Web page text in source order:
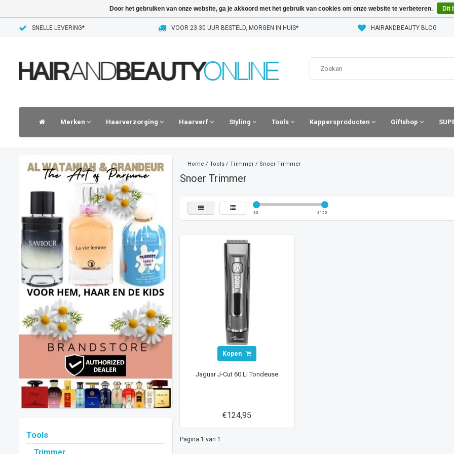
SNELLE LEVERING* VOOR 23.30 UUR BESTELD, MORGEN IN HUIS* HAIRANDBEAUTY BLOG
Merken Haarverzorging Haarverf Styling Tools Kappersproducten Giftshop
Tools
Home / Tools/ Trimmer/ Snoer Trimmer
Snoer Trimmer
€0 €150
Kopen
Jaguar J-Cut 60 Li Tondeuse
€124,95
Pagina 1 van 1
Door het gebruiken van onze website, ga je akkoord met het gebruik van cookies om onze website te verbeteren. Dit